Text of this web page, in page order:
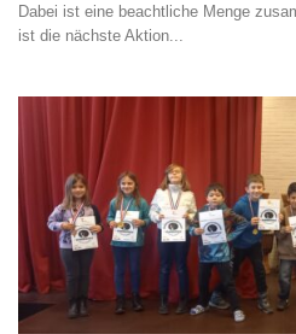
Dabei ist eine beachtliche Menge
ist die nächste Aktion...